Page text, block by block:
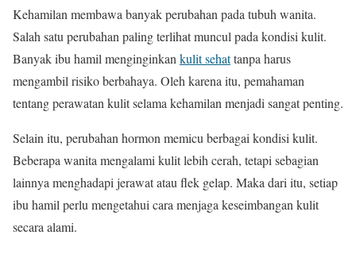
Kehamilan membawa banyak perubahan pada tubuh wanita.
Salah satu perubahan paling terlihat muncul pada kondisi kulit.
Banyak ibu hamil menginginkan kulit sehattanpa harus
mengambil risiko berbahaya. Oleh karena itu, pemahaman
tentang perawatan kulit selama kehamilan menjadi sangat penting.
Selain itu, perubahan hormon memicu berbagai kondisi kulit.
Beberapa wanita mengalami kulit lebih cerah, tetapi sebagian
lainnya menghadapi jerawat atau flek gelap. Maka dari itu, setiap
ibu hamil perlu mengetahui cara menjaga keseimbangan kulit
secara alami.